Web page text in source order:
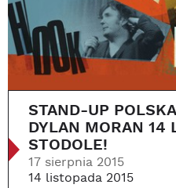
STAND-UP
DYLAN MORAN 14
STODOLE!
17 sierpnia 2015
14 listopada 2015